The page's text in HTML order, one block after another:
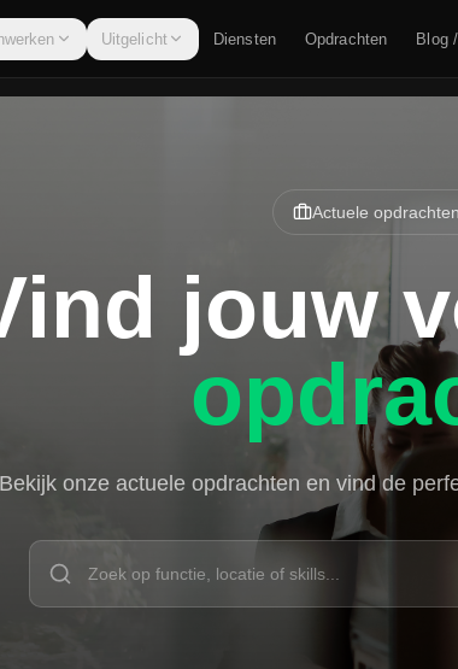
Uitgelicht Diensten Opdrachten Blog
Actuele opdrachten
jouw
Bekijk onze actuele opdrachten en vind de